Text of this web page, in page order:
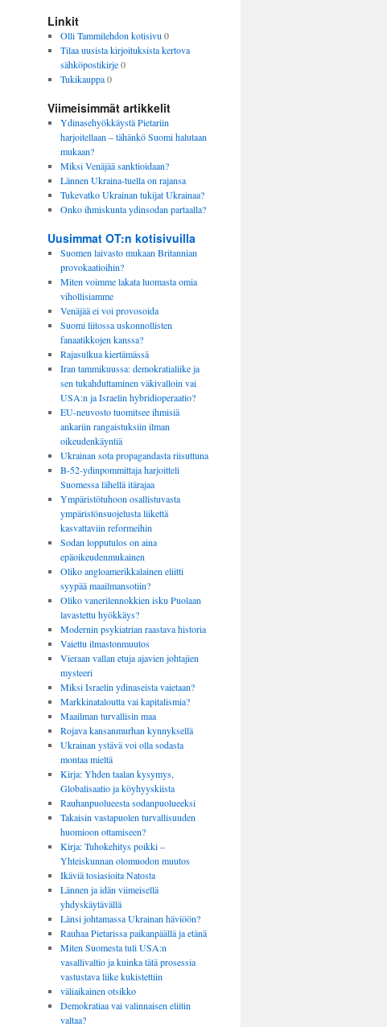
Linkit
Olli Tammilehdon kotisivu 0
Tilaa uusista kirjoituksista kertova
sähköpostikirje0
Tukikauppa0
Viimeisimmät artikkelit
Ydinasehyökkäystä Pietariin
harjoitellaan – tähänkö Suomi halutaan
mukaan?
Miksi Venäjää sanktioidaan?
Lännen Ukraina-tuella on rajansa
Tukevatko Ukrainan tukijat Ukrainaa?
Onko ihmiskunta ydinsodan partaalla?
Uusimmat OT:n kotisivuilla
Suomen laivasto mukaan Britannian
provokaatioihin?
Miten voimme lakata luomasta omia
vihollisiamme
Venäjää ei voi provosoida
Suomi liitossa uskonnollisten
fanaatikkojen kanssa?
Rajasulkua kiertämässä
Iran tammikuussa: demokratialiike ja
sen tukahduttaminen väkivalloin vai
USA:n ja Israelin hybridioperaatio?
EU-neuvosto tuomitsee ihmisiä
ankariin rangaistuksiin ilman
oikeudenkäyntiä
Ukrainan sota propagandasta riisuttuna
B-52-ydinpommittaja harjoitteli
Suomessa lähellä itärajaa
Ympäristötuhoon osallistuvasta
ympäristönsuojelusta liikettä
kasvattaviin reformeihin
Sodan lopputulos on aina
epäoikeudenmukainen
Oliko angloamerikkalainen eliitti
syypää maailmansotiin?
Oliko vanerilennokkien isku Puolaan
lavastettu hyökkäys?
Modernin psykiatrian raastava historia
Vaiettu ilmastonmuutos
Vieraan vallan etuja ajavien johtajien
mysteeri
Miksi Israelin ydinaseista vaietaan?
Markkinataloutta vai kapitalismia?
Maailman turvallisin maa
Rojava kansanmurhan kynnyksellä
Ukrainan ystävä voi olla sodasta
montaa mieltä
Kirja: Yhden taalan kysymys,
Globalisaatio ja köyhyyskiista
Rauhanpuolueesta sodanpuolueeksi
Takaisin vastapuolen turvallisuuden
huomioon ottamiseen?
Kirja: Tuhokehitys poikki –
Yhteiskunnan olomuodon muutos
Ikäviä tosiasioita Natosta
Lännen ja idän viimeisellä
yhdyskäytävällä
Länsi johtamassa Ukrainan häviöön?
Rauhaa Pietarissa paikanpäällä ja etänä
Miten Suomesta tuli USA:n
vasallivaltio ja kuinka tätä prosessia
vastustava liike kukistettiin
väliaikainen otsikko
Demokratiaa vai valinnaisen eliitin
valtaa?